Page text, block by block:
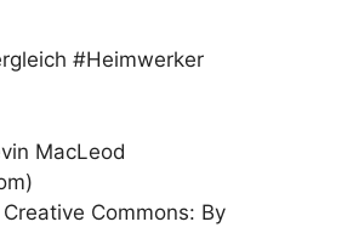
#Heimwerker
MacLeod
Commons: By